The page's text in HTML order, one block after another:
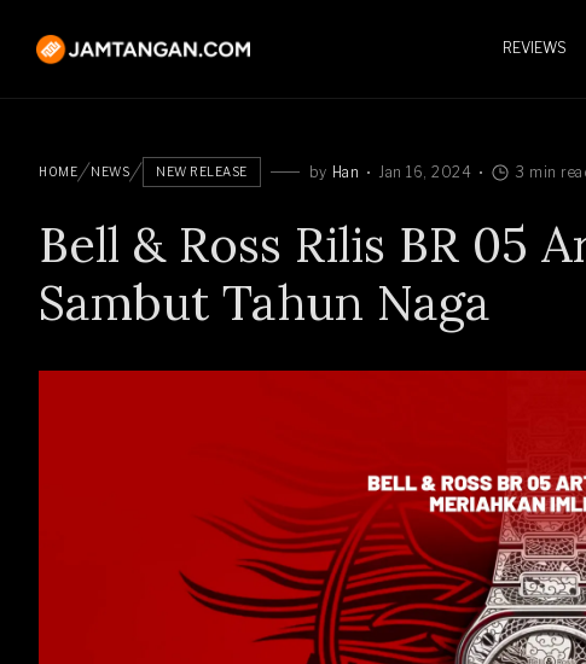
REVIEWS
HOME NEWS NEW RELEASE by Han Jan 16, 2024 3 min
Bell & Ross Rilis BR 05
Sambut Tahun Naga